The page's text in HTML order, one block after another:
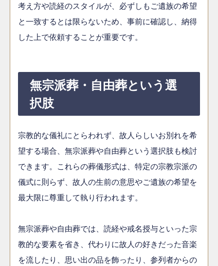
考え方や読経のスタイルが、必ずしもご遺族の希望
と一致するとは限らないため、事前に確認し、納得
した上で依頼することが重要です。
無宗派葬・自由葬という選
択肢
宗教的な儀礼にとらわれず、故人らしいお別れを希
望する場合、無宗派葬や自由葬という選択肢も検討
できます。これらの葬儀形式は、特定の宗教宗派の
儀式に則らず、故人の生前の意思やご遺族の希望を
最大限に尊重して執り行われます。
無宗派葬や自由葬では、読経や戒名授与といった宗
教的な要素を省き、代わりに故人の好きだった音楽
を流したり、思い出の品を飾ったり、参列者からの